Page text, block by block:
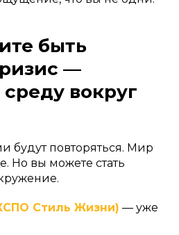
быть
—
вокруг
будут повторяться. Мир
Но вы можете стать
Стиль Жизни) — уже